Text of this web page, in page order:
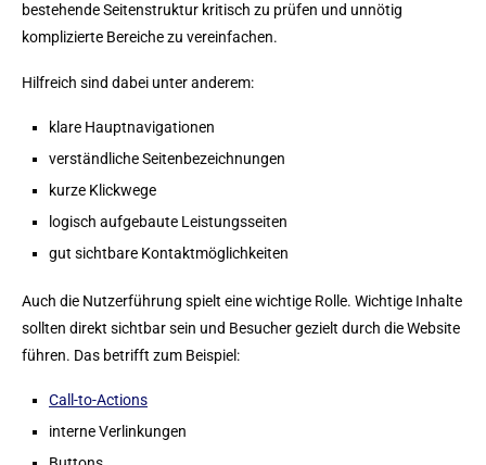
bestehende Seitenstruktur kritisch zu prüfen und unnötig
komplizierte Bereiche zu vereinfachen.
Hilfreich sind dabei unter anderem:
klare Hauptnavigationen
verständliche Seitenbezeichnungen
kurze Klickwege
logisch aufgebaute Leistungsseiten
gut sichtbare Kontaktmöglichkeiten
Auch die Nutzerführung spielt eine wichtige Rolle. Wichtige Inhalte
sollten direkt sichtbar sein und Besucher gezielt durch die Website
führen. Das betrifft zum Beispiel:
Call-to-Actions
interne Verlinkungen